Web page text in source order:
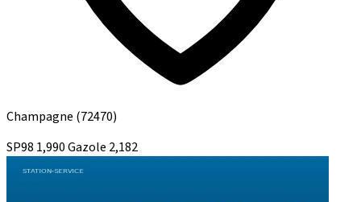
Champagne (72470)
SP98 1,990Gazole 2,182